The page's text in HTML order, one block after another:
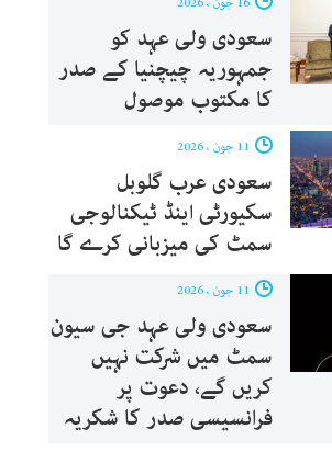
سعودی ولی عہد کو
جمہوریہ چیچنیا کے صدر
کا مکتوب موصول
سعودی عرب گلوبل
سکیورٹی اینڈ ٹیکنالوجی
سمٹ کی میزبانی کرے گا
سعودی ولی عہد جی سیون
سمٹ میں شرکت نہیں
کریں گے، دعوت پر
فرانسیسی صدر کا شکریہ